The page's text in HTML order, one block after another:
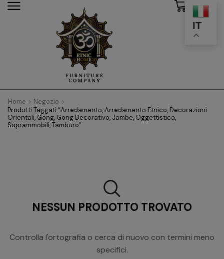
IT
Home
Negozio
Prodotti Taggati “arredamento, Arredamento Etnico, Decorazioni
Orientali, Gong, Gong Decorativo, Jambe, Oggettistica,
Soprammobili, Tamburo”
NESSUN PRODOTTO TROVATO
Controlla l'ortografia o cerca di nuovo con termini meno
specifici.